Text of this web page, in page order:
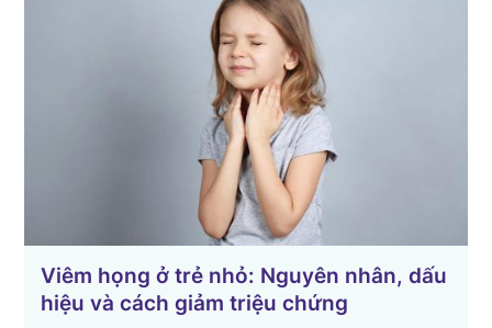
Viêm họng ở trẻ nhỏ: Nguyên nhân, dấu
hiệu và cách giảm triệu chứng